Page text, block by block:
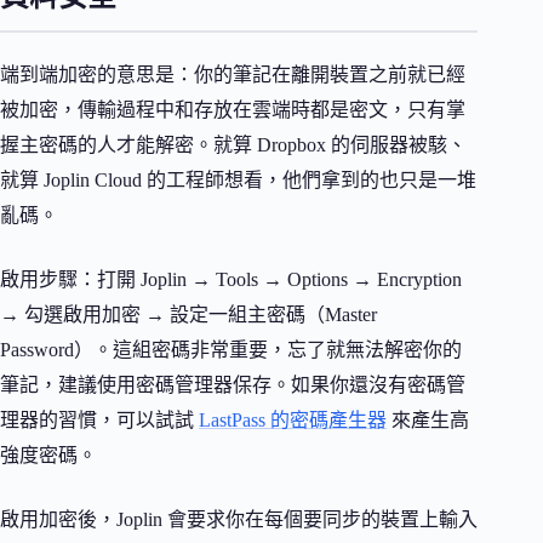
端到端加密的意思是：你的筆記在離開裝置之前就已經
被加密，傳輸過程中和存放在雲端時都是密文，只有掌
握主密碼的人才能解密。就算 Dropbox 的伺服器被駭、
就算 Joplin Cloud 的工程師想看，他們拿到的也只是一堆
亂碼。
啟用步驟：打開 Joplin → Tools → Options → Encryption
→ 勾選啟用加密 → 設定一組主密碼（Master
Password）。這組密碼非常重要，忘了就無法解密你的
筆記，建議使用密碼管理器保存。如果你還沒有密碼管
理器的習慣，可以試試 LastPass 的密碼產生器 來產生高
強度密碼。
啟用加密後，Joplin 會要求你在每個要同步的裝置上輸入